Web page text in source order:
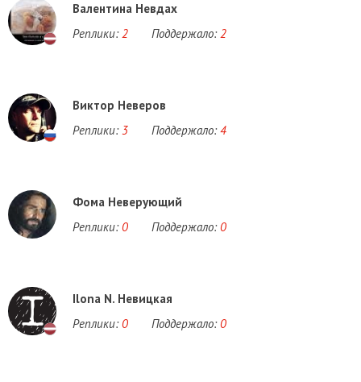
Валентина Невдах
Реплики: 2 Поддержало: 2
Виктор Неверов
Реплики: 3 Поддержало: 4
Фома Неверующий
Реплики: 0 Поддержало: 0
Ilona N. Невицкая
Реплики: 0 Поддержало: 0